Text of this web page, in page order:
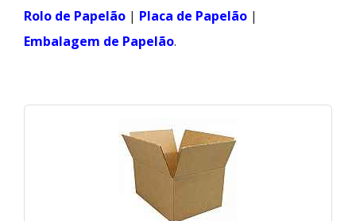
Rolo de Papelão | Placa de Papelão |
Embalagem de Papelão.